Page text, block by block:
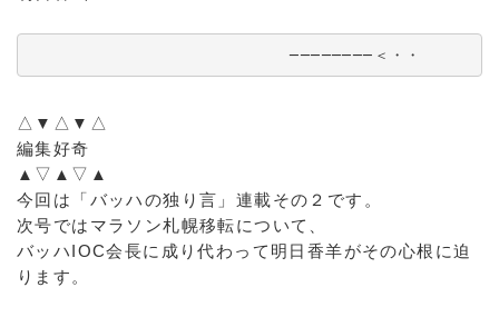
                         ────────＜・・
△▼△▼△
編集好奇
▲▽▲▽▲
今回は「バッハの独り言」連載その２です。
次号ではマラソン札幌移転について、
バッハIOC会長に成り代わって明日香羊がその心根に迫
ります。